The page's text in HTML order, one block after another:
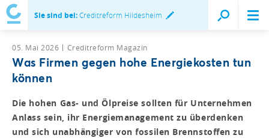
Sie sind bei:Creditreform Hildesheim
05. Mai 2026 Creditreform Magazin
Was Firmen gegen hohe Energiekosten tun
können
Die hohen Gas- und Ölpreise sollten für Unternehmen
Anlass sein, ihr Energiemanagement zu überdenken
und sich unabhängiger von fossilen Brennstoffen zu